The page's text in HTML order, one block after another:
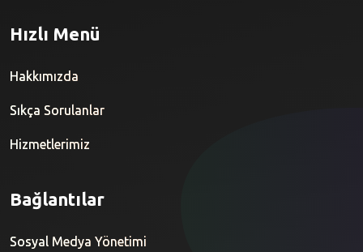
Hızlı Menü
Hakkımızda
Sıkça Sorulanlar
Hizmetlerimiz
Bağlantılar
Sosyal Medya Yönetimi